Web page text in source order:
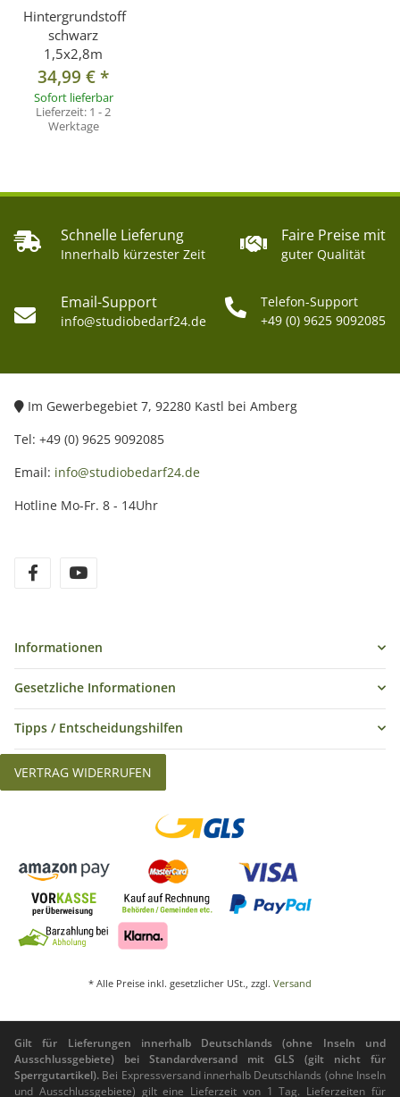
Hintergrundstoff
schwarz
1,5x2,8m
34,99 €*
Sofort lieferbar
Lieferzeit: 1 - 2
Werktage
Schnelle Lieferung
Innerhalb kürzester Zeit
Faire Preise mit
guter Qualität
Email-Support
info@studiobedarf24.de
Telefon-Support
+49 (0) 9625 9092085
Im Gewerbegebiet 7, 92280 Kastl bei Amberg
Tel: +49 (0) 9625 9092085
Email: info@studiobedarf24.de
Hotline Mo-Fr. 8 - 14Uhr
Informationen
Gesetzliche Informationen
Tipps / Entscheidungshilfen
VERTRAG WIDERRUFEN
* Alle Preise inkl. gesetzlicher USt., zzgl. Versand
Gilt für Lieferungen innerhalb Deutschlands (ohne Inseln und
Ausschlussgebiete) bei Standardversand mit GLS (gilt nicht für
Sperrgutartikel). Bei Expressversand innerhalb Deutschlands (ohne Inseln
und Ausschlussgebiete) gilt eine Lieferzeit von 1 Tag. Lieferzeiten für